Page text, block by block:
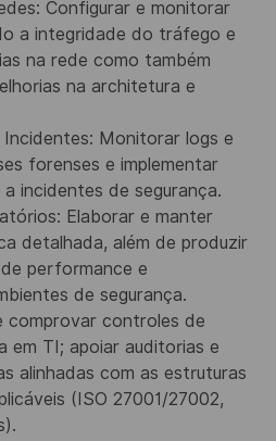
Configurar e monitorar
a integridade do tráfego e
na rede como também
na architetura e
Incidentes: Monitorar logs e
forenses e implementar
incidentes de segurança.
Elaborar e manter
detalhada, além de produzir
performance e
de segurança.
comprovar controles de
em TI; apoiar auditorias e
alinhadas com as estruturas
(ISO 27001/27002,